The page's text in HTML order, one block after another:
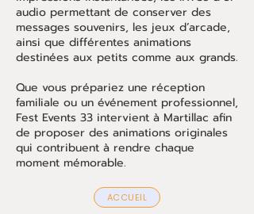
audio permettant de conserver des
messages souvenirs, les jeux d’arcade,
ainsi que différentes animations
destinées aux petits comme aux grands.
Que vous prépariez une réception
familiale ou un événement professionnel,
Fest Events 33 intervient à Martillac afin
de proposer des animations originales
qui contribuent à rendre chaque
moment mémorable.
ACCUEIL